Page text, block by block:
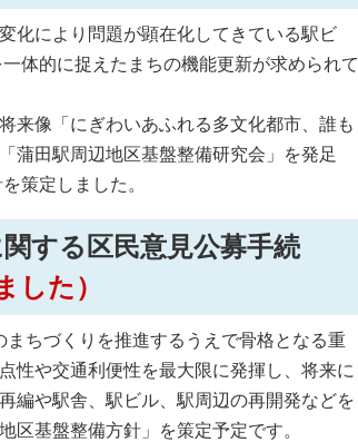
化により問題が顕在化してきている駅ビ
体的に捉えたまちの機能更新が求められて
来像「にぎわいあふれる多文化都市、誰も
蒲田駅周辺地区基盤整備研究会」を発足
策定しました。
する区民意見公募手続
した）
ちづくりを推進するうえで骨格となる重
性や交通利便性を最大限に発揮し、将来に
編や駅舎、駅ビル、駅周辺の再開発などを
区基盤整備方針」を策定予定です。